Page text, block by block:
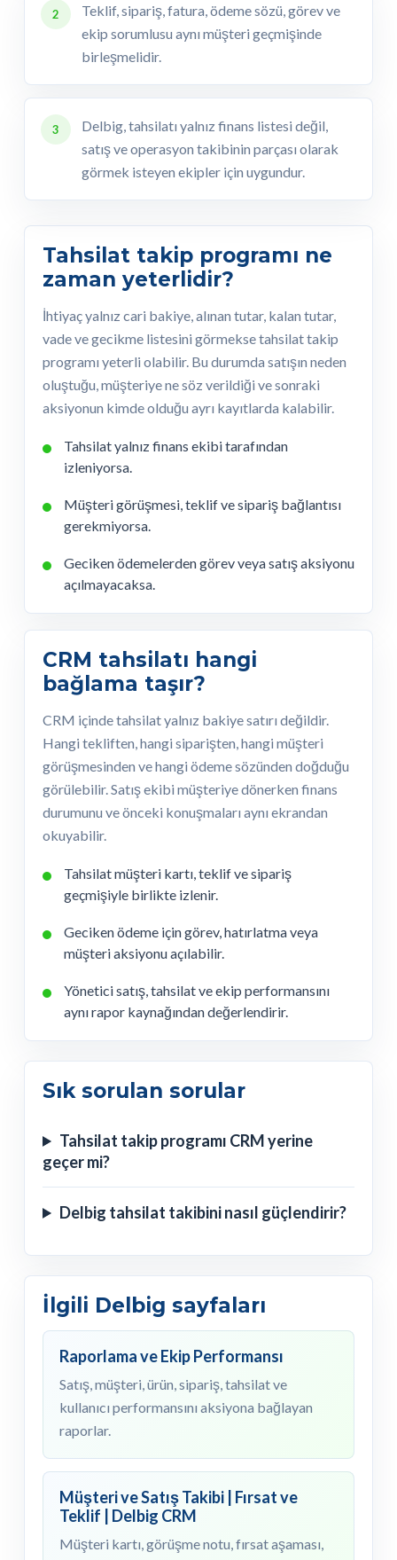
2
Teklif, sipariş, fatura, ödeme sözü, görev ve
ekip sorumlusu aynı müşteri geçmişinde
birleşmelidir.
3
Delbig, tahsilatı yalnız finans listesi değil,
satış ve operasyon takibinin parçası olarak
görmek isteyen ekipler için uygundur.
Tahsilat takip programı ne
zaman yeterlidir?
İhtiyaç yalnız cari bakiye, alınan tutar, kalan tutar,
vade ve gecikme listesini görmekse tahsilat takip
programı yeterli olabilir. Bu durumda satışın neden
oluştuğu, müşteriye ne söz verildiği ve sonraki
aksiyonun kimde olduğu ayrı kayıtlarda kalabilir.
Tahsilat yalnız finans ekibi tarafından
izleniyorsa.
Müşteri görüşmesi, teklif ve sipariş bağlantısı
gerekmiyorsa.
Geciken ödemelerden görev veya satış aksiyonu
açılmayacaksa.
CRM tahsilatı hangi
bağlama taşır?
CRM içinde tahsilat yalnız bakiye satırı değildir.
Hangi tekliften, hangi siparişten, hangi müşteri
görüşmesinden ve hangi ödeme sözünden doğduğu
görülebilir. Satış ekibi müşteriye dönerken finans
durumunu ve önceki konuşmaları aynı ekrandan
okuyabilir.
Tahsilat müşteri kartı, teklif ve sipariş
geçmişiyle birlikte izlenir.
Geciken ödeme için görev, hatırlatma veya
müşteri aksiyonu açılabilir.
Yönetici satış, tahsilat ve ekip performansını
aynı rapor kaynağından değerlendirir.
Sık sorulan sorular
Tahsilat takip programı CRM yerine
geçer mi?
Delbig tahsilat takibini nasıl güçlendirir?
İlgili Delbig sayfaları
Raporlama ve Ekip Performansı
Satış, müşteri, ürün, sipariş, tahsilat ve
kullanıcı performansını aksiyona bağlayan
raporlar.
Müşteri ve Satış Takibi | Fırsat ve
Teklif | Delbig CRM
Müşteri kartı, görüşme notu, fırsat aşaması,